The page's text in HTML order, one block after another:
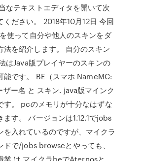
なテキストエディタを開いて次
ください。 2018年10月12日 今回
使って自分や他人のスキンをダ
法を紹介します。 自分のスキン
はJava版プレイヤーのスキンの
能です。 BE（スマホ NameMC:
ー名 と スキン. java版マインク
す。 pcのメモリが十分なはずな
す。 バージョンは1.12.1でjobs
を入れているのですが、マイクラ
ドで/jobs browseとやっても、
業 は マイクラbeでAternosと